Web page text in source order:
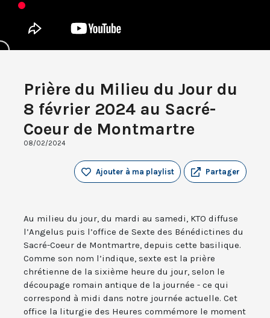
Prière du Milieu du Jour du
8 février 2024 au Sacré-
Coeur de Montmartre
08/02/2024
Partager
Ajouter à ma playlist
Au milieu du jour, du mardi au samedi, KTO diffuse
l’Angelus puis l’office de Sexte des Bénédictines du
Sacré-Coeur de Montmartre, depuis cette basilique.
Comme son nom l’indique, sexte est la prière
chrétienne de la sixième heure du jour, selon le
découpage romain antique de la journée - ce qui
correspond à midi dans notre journée actuelle. Cet
office la liturgie des Heures commémore le moment